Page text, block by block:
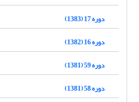
دوره 17 (1383)
دوره 16 (1382)
دوره 59 (1381)
دوره 58 (1381)